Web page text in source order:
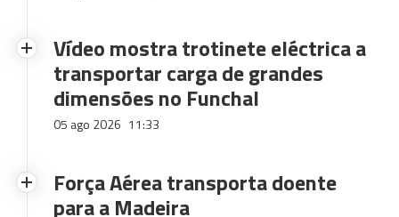
Vídeo mostra trotinete eléctrica a
transportar carga de grandes
dimensões no Funchal
05 ago 2026 11:33
Força Aérea transporta doente
para a Madeira